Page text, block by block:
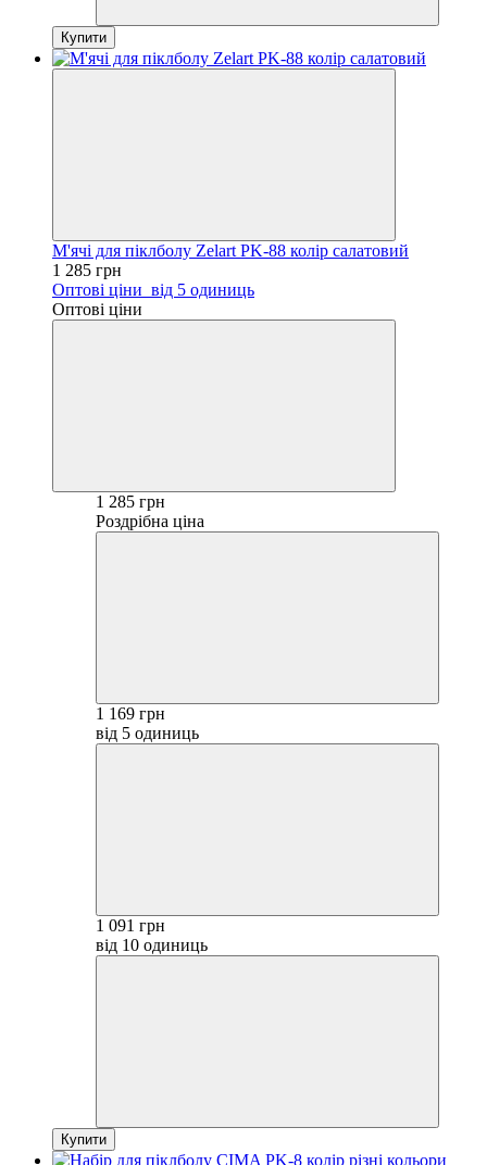
Купити
М'ячі для піклболу Zelart PK-88 колір салатовий
1 285 грн
Оптові ціни від 5 одиниць
Оптові ціни
1 285 грн
Роздрібна ціна
1 169 грн
від 5 одиниць
1 091 грн
від 10 одиниць
Купити